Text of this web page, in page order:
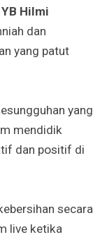
Hilmi
dan
yang patut
yang
mendidik
dan positif di
secara
live ketika